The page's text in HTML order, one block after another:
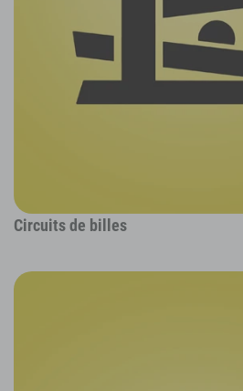
Circuits de billes